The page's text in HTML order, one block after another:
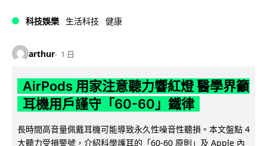
科技娛樂 生活科技 健康
arthur 1 日
AirPods 用家注意聽力響紅燈 醫學界籲
耳機用戶謹守「60-60」鐵律
長時間高音量佩戴耳機可能導致永久性噪音性聽損。本文盤點 4
大聽力受損警號，介紹科學護耳的「60-60 原則」及 Apple 內